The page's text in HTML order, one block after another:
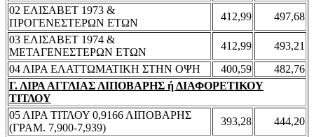
02 ΕΛΙΣΑΒΕΤ 1973 &
ΠΡΟΓΕΝΕΣΤΕΡΩΝ ΕΤΩΝ
412,99
497,68
03 ΕΛΙΣΑΒΕΤ 1974 &
ΜΕΤΑΓΕΝΕΣΤΕΡΩΝ ΕΤΩΝ
412,99
493,21
04 ΛΙΡΑ ΕΛΑΤΤΩΜΑΤΙΚΗ ΣΤΗΝ ΟΨΗ
400,59
482,76
Γ. ΛΙΡΑ ΑΓΓΛΙΑΣ ΛΙΠΟΒΑΡΗΣ ή ΔΙΑΦΟΡΕΤΙΚΟΥ
ΤΙΤΛΟΥ
05 ΛΙΡΑ ΤΙΤΛΟΥ 0,9166 ΛΙΠΟΒΑΡΗΣ
(ΓΡΑΜ. 7,900-7,939)
393,28
444,20